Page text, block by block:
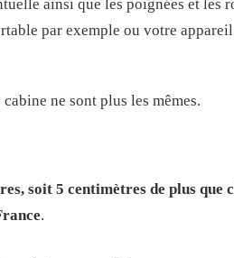
ainsi que les poignées et les
par exemple ou votre
ne sont plus les mêmes.
soit 5 centimètres de plus que
.